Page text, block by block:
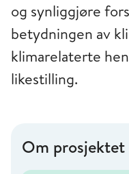
og synliggjøre
betydningen av
klimarelaterte
likestilling.
Om prosjektet